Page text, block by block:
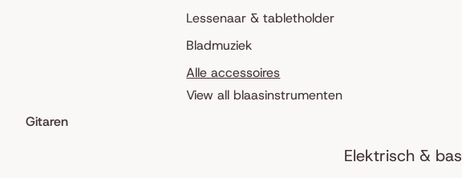
Lessenaar & tabletholder
Bladmuziek
Alle accessoires
View all blaasinstrumenten
Gitaren
Elektrisch & bas